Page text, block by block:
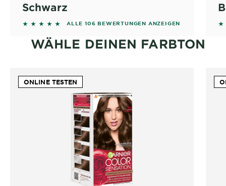
Schwarz
4.8868 out of 5 stars based on reviews
ALLE 106 BEWERTUNGEN ANZEIGEN
WÄHLE DEINEN FARBTON
ONLINE TESTEN